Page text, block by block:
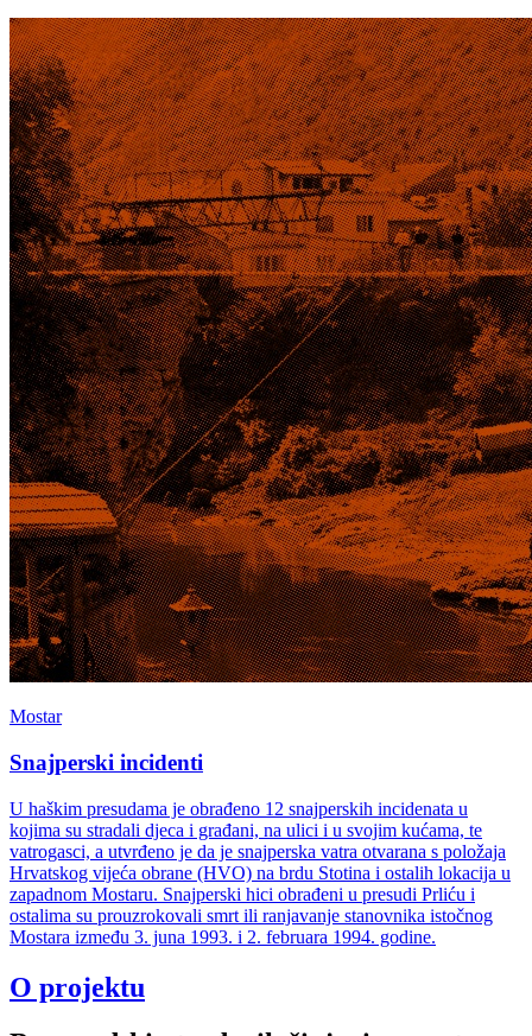
Mostar
Snajperski incidenti
U haškim presudama je obrađeno 12 snajperskih incidenata u
kojima su stradali djeca i građani, na ulici i u svojim kućama, te
vatrogasci, a utvrđeno je da je snajperska vatra otvarana s položaja
Hrvatskog vijeća obrane (HVO) na brdu Stotina i ostalih lokacija u
zapadnom Mostaru. Snajperski hici obrađeni u presudi Prliću i
ostalima su prouzrokovali smrt ili ranjavanje stanovnika istočnog
Mostara između 3. juna 1993. i 2. februara 1994. godine.
O projektu